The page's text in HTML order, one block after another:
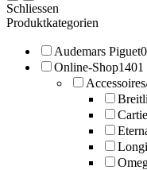
Schliessen
Produktkategorien
Audemars Piguet0
Online-Shop1401